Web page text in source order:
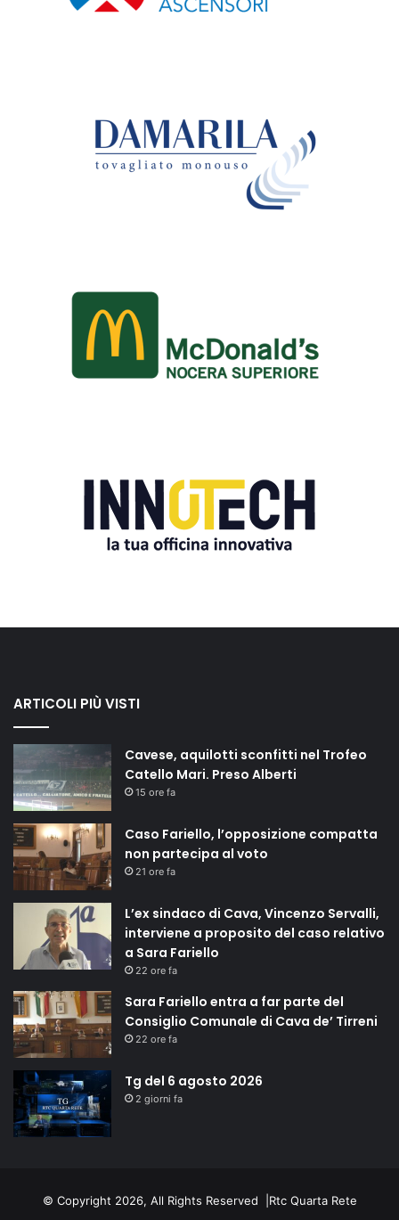
ARTICOLI PIÙ VISTI
Cavese, aquilotti sconfitti nel Trofeo
Catello Mari. Preso Alberti
15 ore fa
Caso Fariello, l’opposizione compatta
non partecipa al voto
21 ore fa
L’ex sindaco di Cava, Vincenzo Servalli,
interviene a proposito del caso relativo
a Sara Fariello
22 ore fa
Sara Fariello entra a far parte del
Consiglio Comunale di Cava de’ Tirreni
22 ore fa
Tg del 6 agosto 2026
2 giorni fa
© Copyright 2026, All Rights Reserved | Rtc Quarta Rete